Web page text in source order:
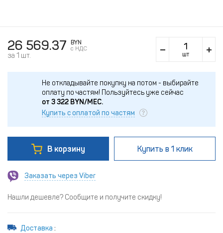
26 569.37
BYN
c НДС
за 1 шт. шт
Не откладывайте покупку на потом - выбирайте
оплату по частям! Пользуйтесь уже сейчас
от 3 322 BYN/МЕС.
Купить с оплатой по частям
В корзину Купить в 1 клик
Заказать через Viber
Нашли дешевле? Сообщите и получите скидку!
Доставка :